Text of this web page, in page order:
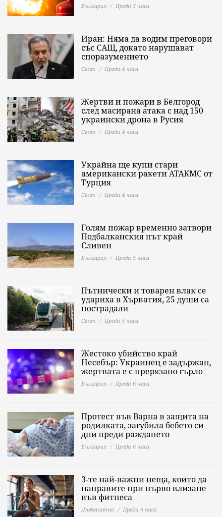
България Преди 3 часа
Иран: Няма да водим преговори
със САЩ, докато нарушават
споразумението
Свят Преди 4 часа
Жертви и пожари в Белгород
след масирана атака с над 150
украински дрона в Русия
Свят Преди 4 часа
Украйна ще купи стари
американски ракети АТАКМС от
Турция
Свят Преди 4 часа
Голям пожар временно затвори
Подбалканския път край
Сливен
България Преди 5 часа
Пътнически и товарен влак се
удариха в Хърватия, 25 души са
пострадали
Свят Преди 5 часа
Жестоко убийство край
Несебър: Украинец е задържан,
жертвата е с прерязано гърло
България Преди 6 часа
Протест във Варна в защита на
родилката, загубила бебето си
дни преди раждането
България Преди 6 часа
3-те най-важни неща, които да
направите при първо влизане
във фитнеса
Любопитно Преди 6 часа